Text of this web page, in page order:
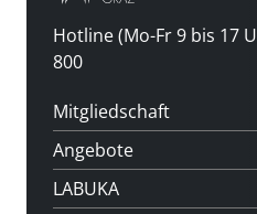
Hotline (Mo-Fr 9 bis 17
800
Mitgliedschaft
Angebote
LABUKA